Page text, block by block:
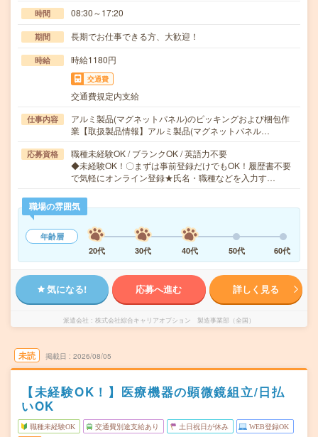
時間 08:30～17:20
期間 長期でお仕事できる方、大歓迎！
時給 時給1180円
交通費
交通費規定内支給
仕事内容
アルミ製品(マグネットパネル)のピッキングおよび梱包作
業【取扱製品情報】アルミ製品(マグネットパネル…
応募資格
職種未経験OK / ブランクOK / 英語力不要
◆未経験OK！〇まずは事前登録だけでもOK！履歴書不要
で気軽にオンライン登録★氏名・職種などを入力す…
職場の雰囲気
年齢層
20代
30代 40代 50代 60代
気になる! 応募へ進む 詳しく見る
派遣会社 株式会社綜合キャリアオプション 製造事業部（全国）
未読 掲載日 2026/08/05
【未経験OK！】医療機器の顕微鏡組立/日払
いOK
職種未経験OK 交通費別途支給あり 土日祝日が休み WEB登録OK